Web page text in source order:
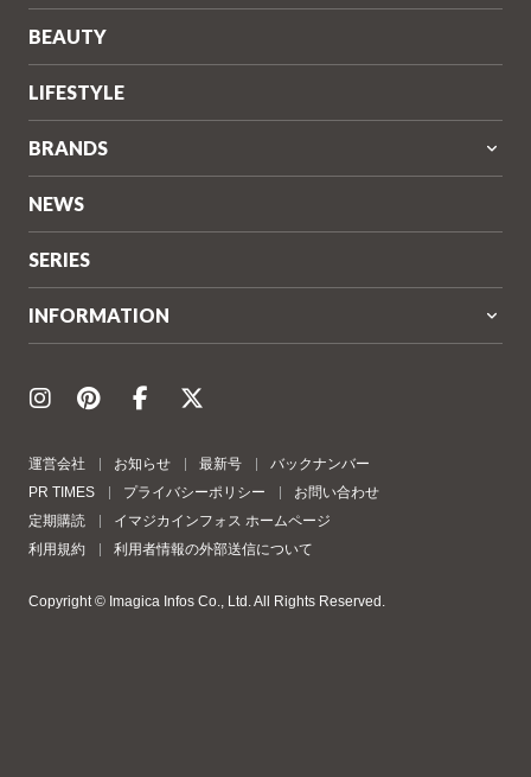
BEAUTY
LIFESTYLE
BRANDS
NEWS
SERIES
INFORMATION
運営会社 お知らせ 最新号
バックナンバー
PR TIMES
プライバシーポリシー
お問い合わせ
定期購読
イマジカインフォス ホームページ
利用規約
利用者情報の外部送信について
Copyright © Imagica Infos Co., Ltd. All Rights Reserved.